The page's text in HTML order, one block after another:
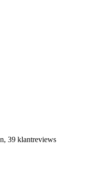
39 klantreviews